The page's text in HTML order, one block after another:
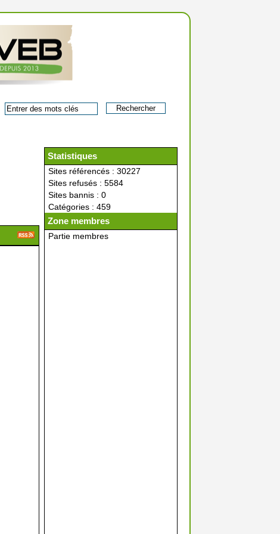
Statistiques
Sites référencés : 30227
Sites refusés : 5584
Sites bannis : 0
Catégories : 459
Zone membres
Partie membres